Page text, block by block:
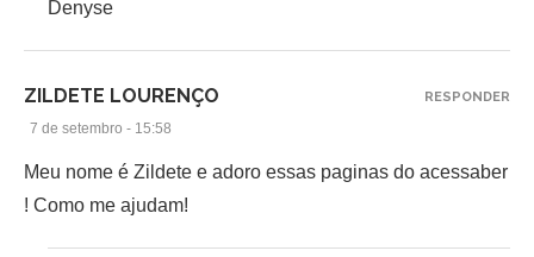
Denyse
ZILDETE LOURENÇO
7 de setembro - 15:58
Meu nome é Zildete e adoro essas paginas do acessaber
! Como me ajudam!
RESPONDER